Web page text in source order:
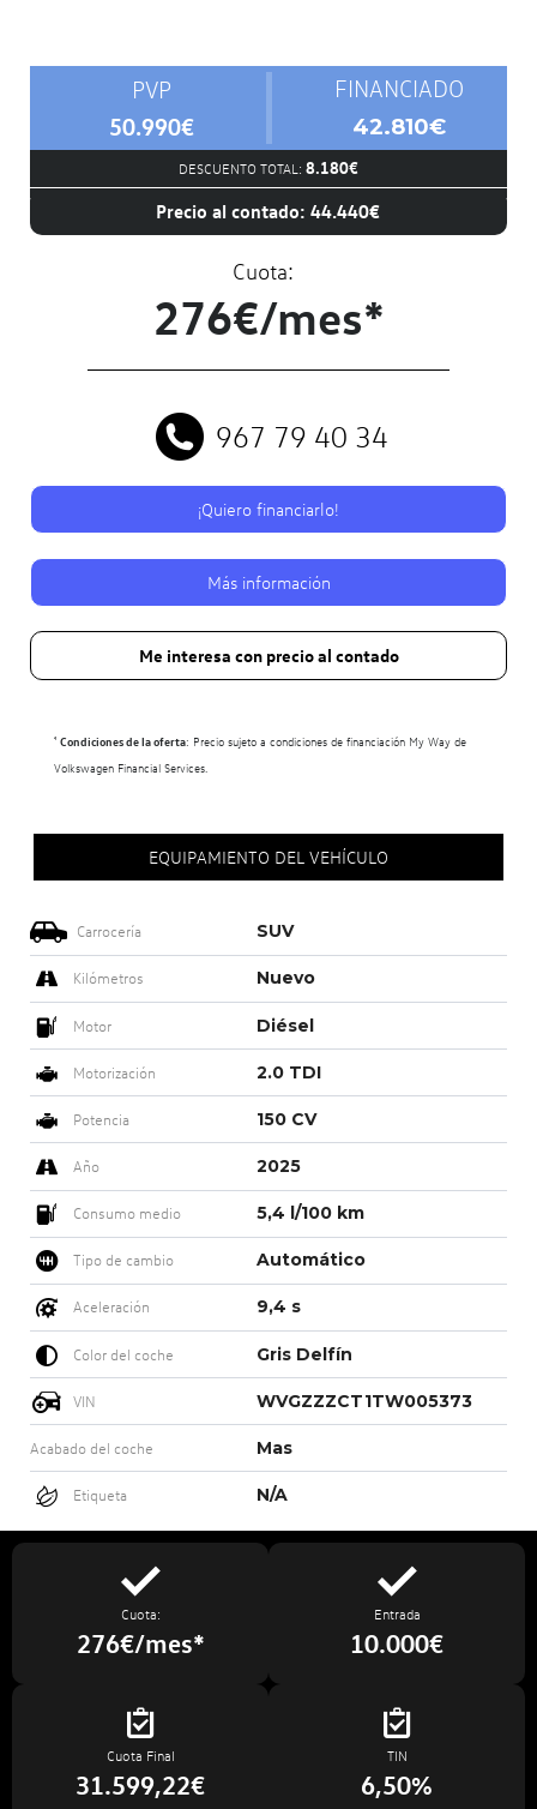
PVP
50.990€
FINANCIADO
42.810€
DESCUENTO TOTAL: 8.180€
Precio al contado: 44.440€
Cuota:
276€/mes*
967 79 40 34
¡Quiero financiarlo!
Más información
Me interesa con precio al contado
¹ Condiciones de la oferta: Precio sujeto a condiciones de financiación My Way de
Volkswagen Financial Services.
EQUIPAMIENTO DEL VEHÍCULO
Carrocería SUV
Kilómetros Nuevo
Motor Diésel
Motorización 2.0 TDI
Potencia 150 CV
Año 2025
Consumo medio 5,4 l/100 km
Tipo de cambio Automático
Aceleración 9,4 s
Color del coche Gris Delfín
VIN WVGZZZCT1TW005373
Acabado del coche Mas
Etiqueta N/A
Cuota:
276€/mes*
Entrada
10.000€
Cuota Final
31.599,22€
TIN
6,50%